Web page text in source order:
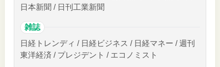
日本新聞 / 日刊工業新聞
雑誌
日経トレンディ / 日経ビジネス / 日経マネー / 週刊
東洋経済 / プレジデント / エコノミスト